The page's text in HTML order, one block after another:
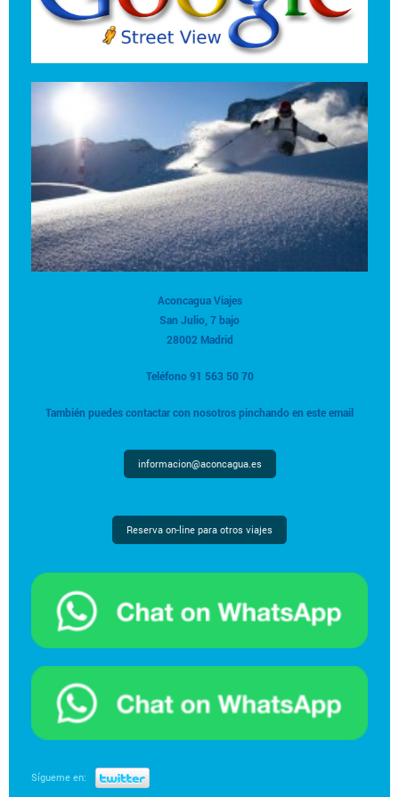
Aconcagua Viajes
San Julio, 7 bajo
28002 Madrid
Teléfono 91 563 50 70
También puedes contactar con nosotros pinchando en este email
informacion@aconcagua.es
Reserva on-line para otros viajes
Sígueme en: